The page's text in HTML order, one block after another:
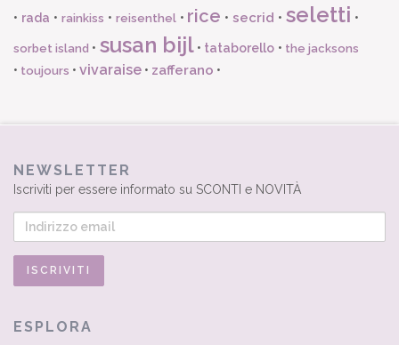
• rada • rainkiss • reisenthel• rice •secrid •seletti •
sorbet island • susan bijl• tataborello • the jacksons
• toujours • vivaraise • zafferano •
NEWSLETTER
Iscriviti per essere informato su SCONTI e NOVITÀ
ESPLORA